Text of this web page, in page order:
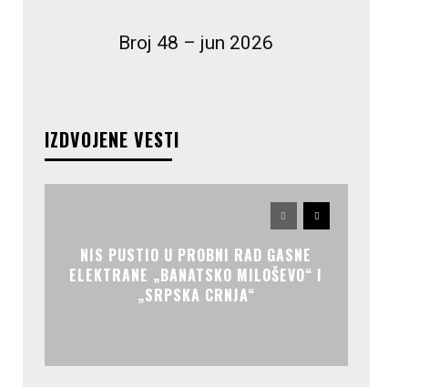
Broj 48 – jun 2026
IZDVOJENE VESTI
NIS PUSTIO U PROBNI RAD GASNE
ELEKTRANE „BANATSKO MILOŠEVO“ I
„SRPSKA CRNJA“